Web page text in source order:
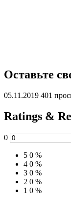
Оставьте
05.11.2019 401
Ratings &
0
5 0 %
4 0 %
3 0 %
2 0 %
1 0 %